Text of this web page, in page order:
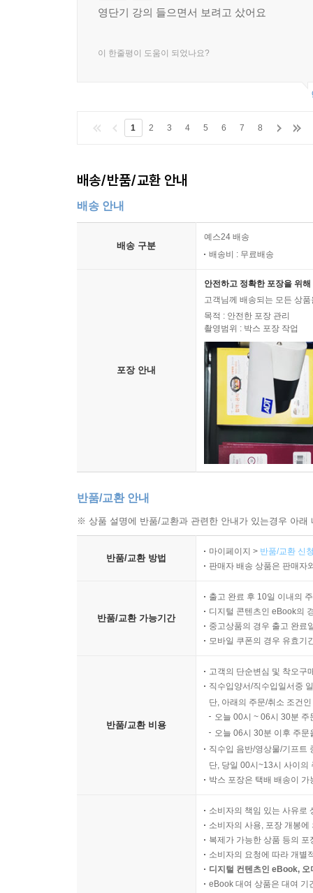
영단기 강의 들으면서 보려고 샀어요
이 한줄평이 도움이 되었나요?
1 2 3 4 5 6 7 8
배송/반품/교환 안내
배송 안내
배송 구분
예스24 배송
배송비 : 무료배송
포장 안내
안전하고 정확한 포장을 위
고객님께 배송되는 모든 상
목적 : 안전한 포장 관리
촬영범위 : 박스 포장 작업
반품/교환 안내
※ 상품 설명에 반품/교환과 관련한 안내가 있는경우 아
반품/교환 방법
마이페이지 > 반품/교환 신
판매자 배송 상품은 판매자
반품/교환 가능기간
출고 완료 후 10일 이내의
디지털 콘텐츠인 eBook의
중고상품의 경우 출고 완료
모바일 쿠폰의 경우 유효기
반품/교환 비용
고객의 단순변심 및 착오구
직수입양서/직수입일서중
단, 아래의 주문/취소 조건
오늘 00시 ~ 06시 30분
오늘 06시 30분 이후 주
직수입 음반/영상물/기프트
단, 당일 00시~13시 사이의
박스 포장은 택배 배송이
소비자의 책임 있는 사유로
소비자의 사용, 포장 개봉
복제가 가능한 상품 등의
소비자의 요청에 따라 개별
디지털 컨텐츠인 eBook,
eBook 대여 상품은 대여 기